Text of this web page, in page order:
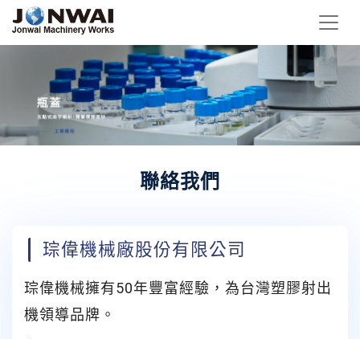
聯絡我們
琮偉機械廠股份有限公司
琮偉機械擁有50年豐富經驗，為台灣塑膠射出
機領導品牌。